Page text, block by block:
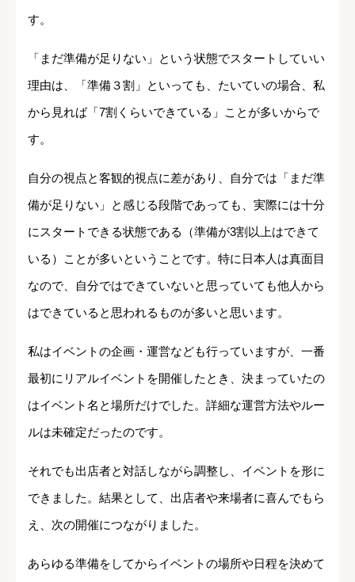
す。
「まだ準備が足りない」という状態でスタートしていい
理由は、「準備３割」といっても、たいていの場合、私
から見れば「7割くらいできている」ことが多いからで
す。
自分の視点と客観的視点に差があり、自分では「まだ準
備が足りない」と感じる段階であっても、実際には十分
にスタートできる状態である（準備が3割以上はできて
いる）ことが多いということです。特に日本人は真面目
なので、自分ではできていないと思っていても他人から
はできていると思われるものが多いと思います。
私はイベントの企画・運営なども行っていますが、一番
最初にリアルイベントを開催したとき、決まっていたの
はイベント名と場所だけでした。詳細な運営方法やルー
ルは未確定だったのです。
それでも出店者と対話しながら調整し、イベントを形に
できました。結果として、出店者や来場者に喜んでもら
え、次の開催につながりました。
あらゆる準備をしてからイベントの場所や日程を決めて